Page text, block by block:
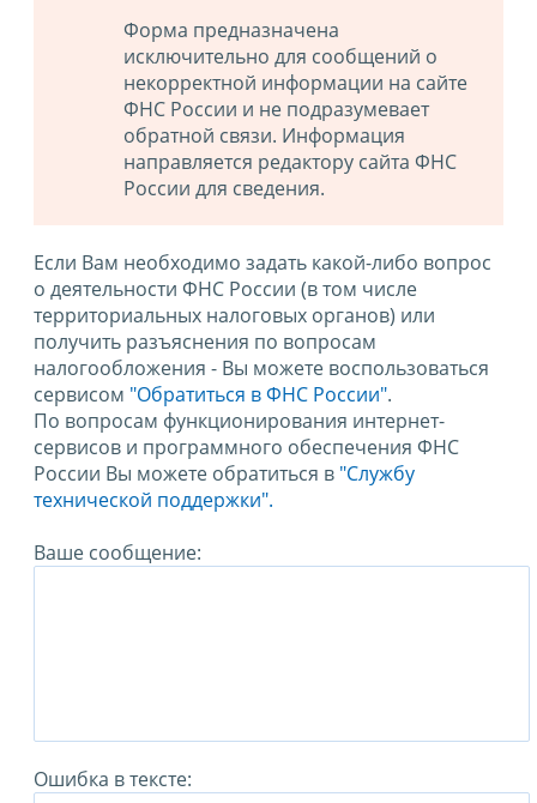
Форма предназначена
исключительно для сообщений о
некорректной информации на сайте
ФНС России и не подразумевает
обратной связи. Информация
направляется редактору сайта ФНС
России для сведения.
Если Вам необходимо задать какой-либо вопрос
о деятельности ФНС России (в том числе
территориальных налоговых органов) или
получить разъяснения по вопросам
налогообложения - Вы можете воспользоваться
сервисом "Обратиться в ФНС России".
По вопросам функционирования интернет-
сервисов и программного обеспечения ФНС
России Вы можете обратиться в "Службу
технической поддержки".
Ваше сообщение:
Ошибка в тексте: